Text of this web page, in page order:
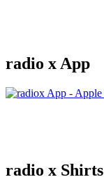
radio x App
radio x Shirts